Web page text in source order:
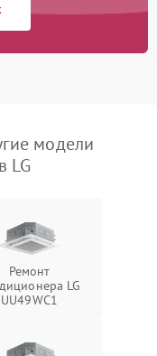
модели
LG
Ремонт
LG
UU49WC1